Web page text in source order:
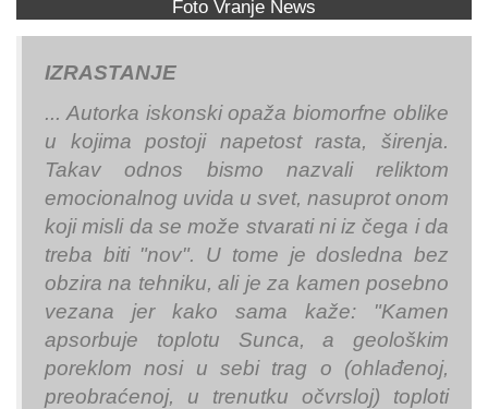
Foto Vranje News
IZRASTANJE
... Autorka iskonski opaža biomorfne oblike
u kojima postoji napetost rasta, širenja.
Takav odnos bismo nazvali reliktom
emocionalnog uvida u svet, nasuprot onom
koji misli da se može stvarati ni iz čega i da
treba biti "nov". U tome je dosledna bez
obzira na tehniku, ali je za kamen posebno
vezana jer kako sama kaže: "Kamen
apsorbuje toplotu Sunca, a geološkim
poreklom nosi u sebi trag o (ohlađenoj,
preobraćenoj, u trenutku očvrsloj) toploti